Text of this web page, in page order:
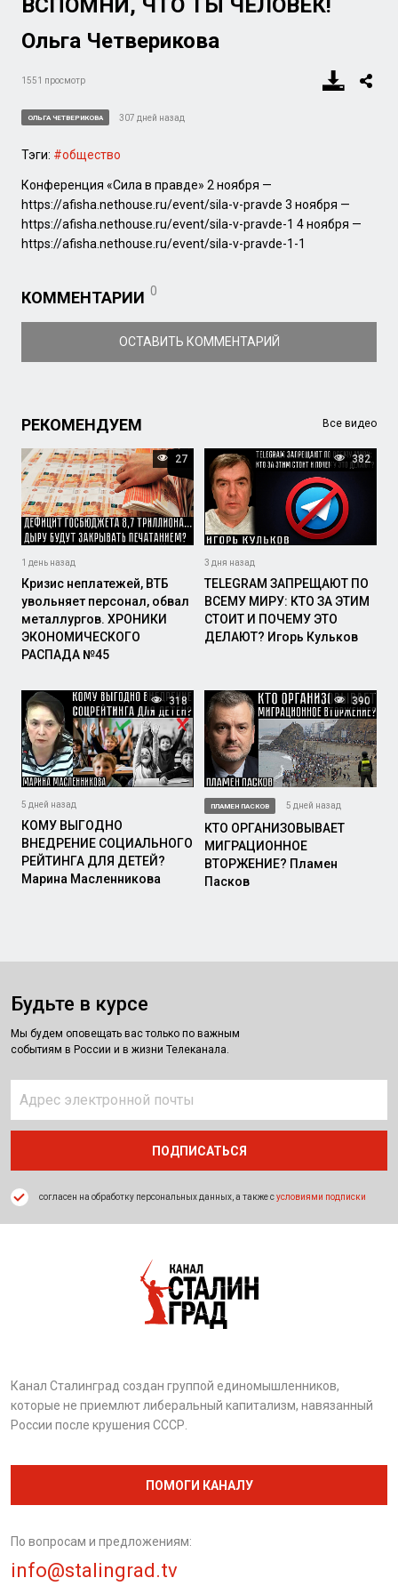
ВСПОМНИ, ЧТО ТЫ ЧЕЛОВЕК!
Ольга Четверикова
1551 просмотр
ОЛЬГА ЧЕТВЕРИКОВА 307 дней назад
Тэги: #общество
Конференция «Сила в правде» 2 ноября —
https://afisha.nethouse.ru/event/sila-v-pravde 3 ноября —
https://afisha.nethouse.ru/event/sila-v-pravde-1 4 ноября —
https://afisha.nethouse.ru/event/sila-v-pravde-1-1
КОММЕНТАРИИ 0
ОСТАВИТЬ КОММЕНТАРИЙ
РЕКОМЕНДУЕМ Все видео
27
1 день назад
Кризис неплатежей, ВТБ
увольняет персонал, обвал
металлургов. ХРОНИКИ
ЭКОНОМИЧЕСКОГО
РАСПАДА №45
382
3 дня назад
TELEGRAM ЗАПРЕЩАЮТ ПО
ВСЕМУ МИРУ: КТО ЗА ЭТИМ
СТОИТ И ПОЧЕМУ ЭТО
ДЕЛАЮТ? Игорь Кульков
318
5 дней назад
КОМУ ВЫГОДНО
ВНЕДРЕНИЕ СОЦИАЛЬНОГО
РЕЙТИНГА ДЛЯ ДЕТЕЙ?
Марина Масленникова
390
ПЛАМЕН ПАСКОВ 5 дней назад
КТО ОРГАНИЗОВЫВАЕТ
МИГРАЦИОННОЕ
ВТОРЖЕНИЕ? Пламен
Пасков
Будьте в курсе
Мы будем оповещать вас только по важным
событиям в России и в жизни Телеканала.
согласен на обработку персональных данных, а также сусловиями подписки
Канал Сталинград создан группой единомышленников,
которые не приемлют либеральный капитализм, навязанный
России после крушения СССР.
ПОМОГИ КАНАЛУ
По вопросам и предложениям:
info@stalingrad.tv